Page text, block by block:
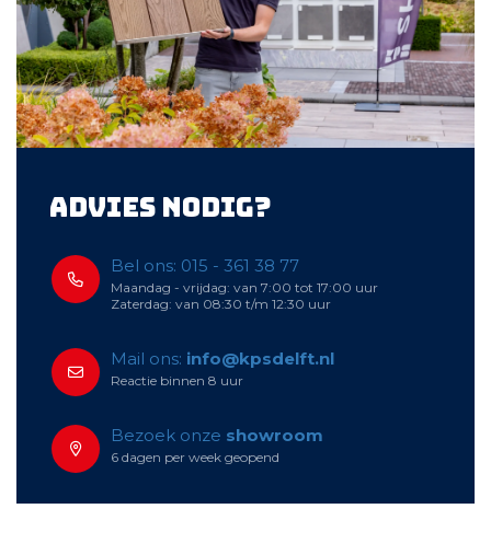
Advies nodig?
Bel ons: 015 - 361 38 77
Maandag - vrijdag: van 7:00 tot 17:00 uur
Zaterdag: van 08:30 t/m 12:30 uur
Mail ons: info@kpsdelft.nl
Reactie binnen 8 uur
Bezoek onze showroom
6 dagen per week geopend